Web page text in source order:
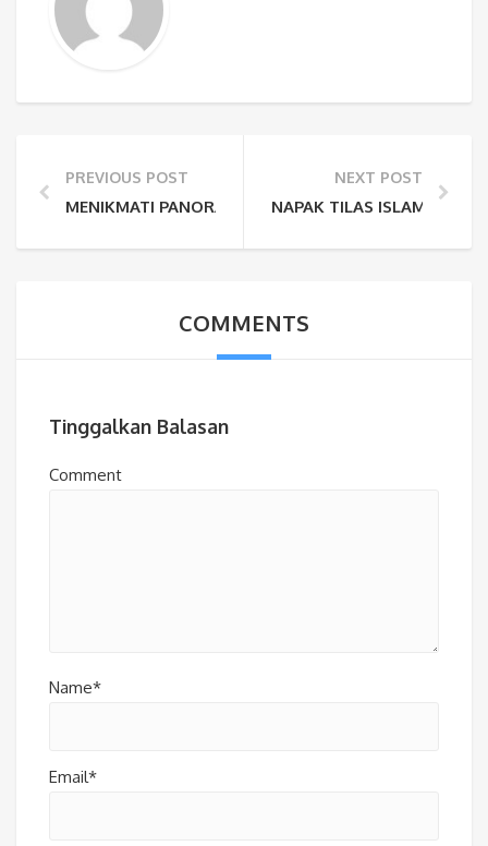
PREVIOUS POST
MENIKMATI PANORAMA KEINDAHAN PANTAI BATU
NEXT POST
NAPAK TILAS ISLAM DI
COMMENTS
Tinggalkan Balasan
Comment
Name*
Email*